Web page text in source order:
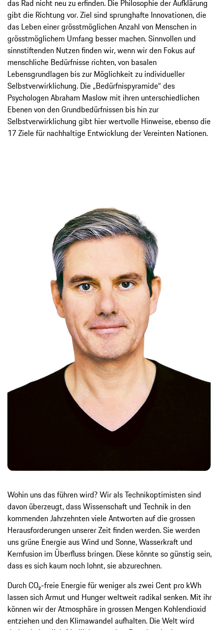
das Rad nicht neu zu erfinden. Die Philosophie der Aufklärung
gibt die Richtung vor. Ziel sind sprunghafte Innovationen, die
das Leben einer grösstmöglichen Anzahl von Menschen in
grösstmöglichem Umfang besser machen. Sinnvollen und
sinnstiftenden Nutzen finden wir, wenn wir den Fokus auf
menschliche Bedürfnisse richten, von basalen
Lebensgrundlagen bis zur Möglichkeit zu individueller
Selbstverwirklichung. Die „Bedürfnispyramide“ des
Psychologen Abraham Maslow mit ihren unterschiedlichen
Ebenen von den Grundbedürfnissen bis hin zur
Selbstverwirklichung gibt hier wertvolle Hinweise, ebenso die
17 Ziele für nachhaltige Entwicklung der Vereinten Nationen.
Wohin uns das führen wird? Wir als Technikoptimisten sind
davon überzeugt, dass Wissenschaft und Technik in den
kommenden Jahrzehnten viele Antworten auf die grossen
Herausforderungen unserer Zeit finden werden. Sie werden
uns grüne Energie aus Wind und Sonne, Wasserkraft und
Kernfusion im Überfluss bringen. Diese könnte so günstig sein,
dass es sich kaum noch lohnt, sie abzurechnen.
Durch CO₂-freie Energie für weniger als zwei Cent pro kWh
lassen sich Armut und Hunger weltweit radikal senken. Mit ihr
können wir der Atmosphäre in grossen Mengen Kohlendioxid
entziehen und den Klimawandel aufhalten. Die Welt wird